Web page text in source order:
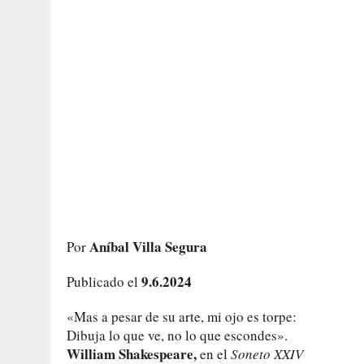
PorAníbal Villa Segura
Publicado el 9.6.2024
«Mas a pesar de su arte, mi ojo es torpe:
Dibuja lo que ve, no lo que escondes».
William Shakespeare,en el Soneto XXIV